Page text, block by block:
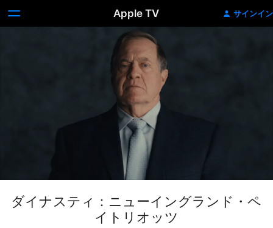
Apple TV サインイン
ダイナスティ：ニューイングランド・ペ
イトリオッツ